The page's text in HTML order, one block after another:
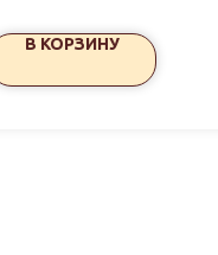
В КОРЗИНУ